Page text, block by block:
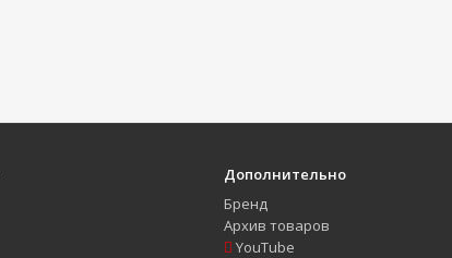
Дополнительно
Бренд
Архив товаров
YouTube